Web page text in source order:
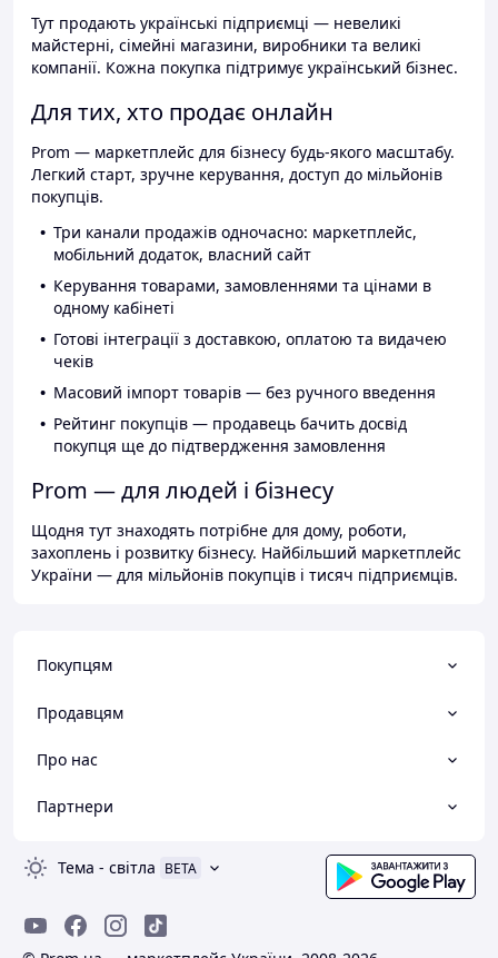
Тут продають українські підприємці — невеликі
майстерні, сімейні магазини, виробники та великі
компанії. Кожна покупка підтримує український бізнес.
Для тих, хто продає онлайн
Prom — маркетплейс для бізнесу будь-якого масштабу.
Легкий старт, зручне керування, доступ до мільйонів
покупців.
Три канали продажів одночасно: маркетплейс,
мобільний додаток, власний сайт
Керування товарами, замовленнями та цінами в
одному кабінеті
Готові інтеграції з доставкою, оплатою та видачею
чеків
Масовий імпорт товарів — без ручного введення
Рейтинг покупців — продавець бачить досвід
покупця ще до підтвердження замовлення
Prom — для людей і бізнесу
Щодня тут знаходять потрібне для дому, роботи,
захоплень і розвитку бізнесу. Найбільший маркетплейс
України — для мільйонів покупців і тисяч підприємців.
Покупцям
Продавцям
Про нас
Партнери
Тема - світла BETA